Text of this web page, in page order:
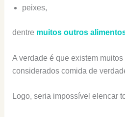
peixes,
dentre muitos outros
A verdade é que existem
considerados comida de
Logo, seria impossível elencar